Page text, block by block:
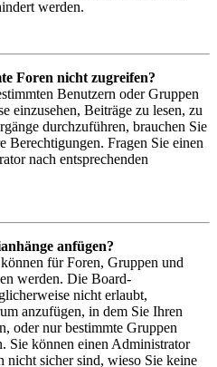
werden.
Foren nicht zugreifen?
Benutzern oder Gruppen
einzusehen, Beiträge zu lesen, zu
durchzuführen, brauchen Sie
Berechtigungen. Fragen Sie einen
nach entsprechenden
anfügen?
für Foren, Gruppen und
werden. Die Board-
nicht erlaubt,
anzufügen, in dem Sie Ihren
oder nur bestimmte Gruppen
Sie können einen Administrator
nicht sicher sind, wieso Sie keine